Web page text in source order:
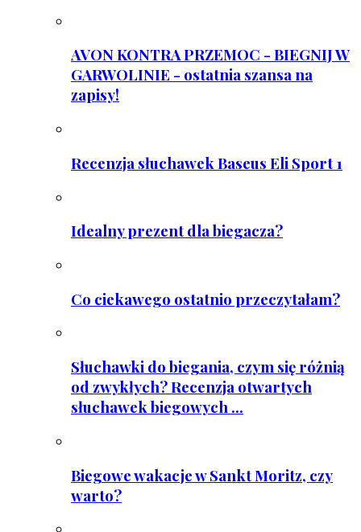
AVON KONTRA PRZEMOC - BIEGNIJ W
GARWOLINIE - ostatnia szansa na
zapisy!
Recenzja słuchawek Baseus Eli Sport 1
Idealny prezent dla biegacza?
Co ciekawego ostatnio przeczytałam?
Słuchawki do biegania, czym się różnią
od zwykłych? Recenzja otwartych
słuchawek biegowych ...
Biegowe wakacje w Sankt Moritz, czy
warto?